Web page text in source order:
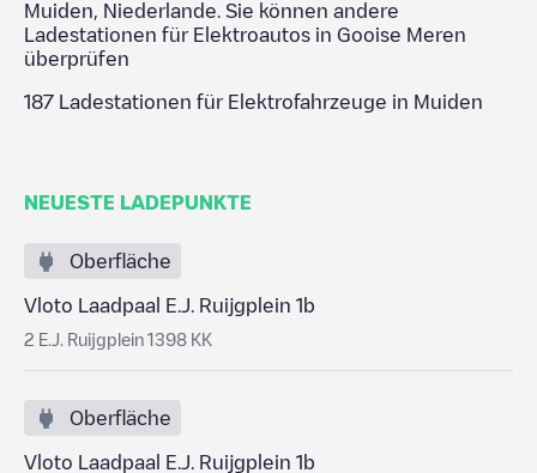
Muiden
Niederlande . Sie können andere
Ladestationen für Elektroautos in Gooise Meren
überprüfen
187 Ladestationen für Elektrofahrzeuge in Muiden
NEUESTE LADEPUNKTE
Oberfläche
Vloto Laadpaal E.J. Ruijgplein 1b
2 E.J. Ruijgplein 1398 KK
Oberfläche
Vloto Laadpaal E.J. Ruijgplein 1b